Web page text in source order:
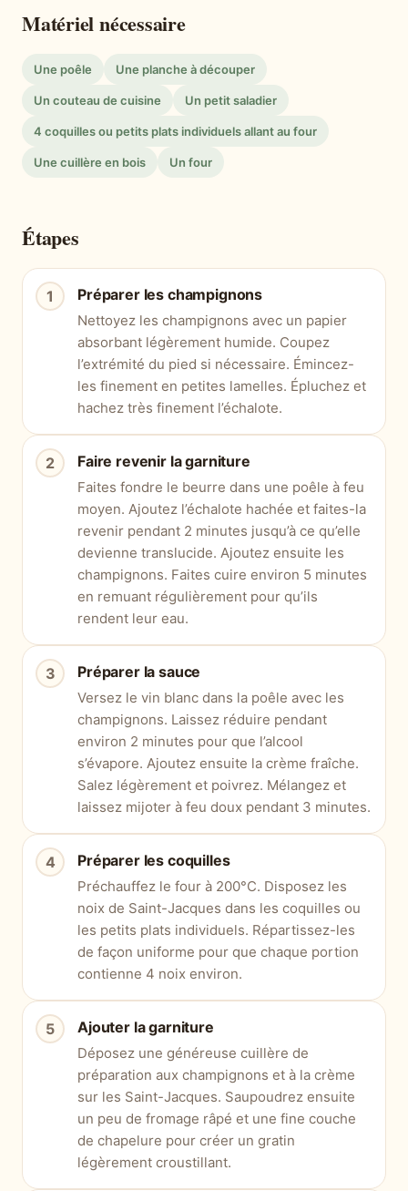
Matériel nécessaire
Une poêle Une planche à découper
Un couteau de cuisine Un petit saladier
4 coquilles ou petits plats individuels allant au four
Une cuillère en bois Un four
Étapes
Préparer les champignons
Nettoyez les champignons avec un papier
absorbant légèrement humide. Coupez
l’extrémité du pied si nécessaire. Émincez-
les finement en petites lamelles. Épluchez et
hachez très finement l’échalote.
Faire revenir la garniture
Faites fondre le beurre dans une poêle à feu
moyen. Ajoutez l’échalote hachée et faites-la
revenir pendant 2 minutes jusqu’à ce qu’elle
devienne translucide. Ajoutez ensuite les
champignons. Faites cuire environ 5 minutes
en remuant régulièrement pour qu’ils
rendent leur eau.
Préparer la sauce
Versez le vin blanc dans la poêle avec les
champignons. Laissez réduire pendant
environ 2 minutes pour que l’alcool
s’évapore. Ajoutez ensuite la crème fraîche.
Salez légèrement et poivrez. Mélangez et
laissez mijoter à feu doux pendant 3 minutes.
Préparer les coquilles
Préchauffez le four à 200°C. Disposez les
noix de Saint-Jacques dans les coquilles ou
les petits plats individuels. Répartissez-les
de façon uniforme pour que chaque portion
contienne 4 noix environ.
Ajouter la garniture
Déposez une généreuse cuillère de
préparation aux champignons et à la crème
sur les Saint-Jacques. Saupoudrez ensuite
un peu de fromage râpé et une fine couche
de chapelure pour créer un gratin
légèrement croustillant.